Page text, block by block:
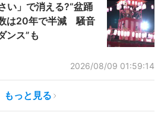
い」で消える?“盆踊
は20年で半減 騒音
ンス”も
2026/08/09 01:59:14
もっと見る